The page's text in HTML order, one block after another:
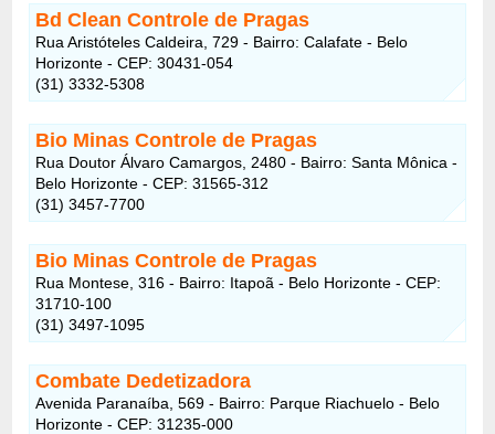
Bd Clean Controle de Pragas
Rua Aristóteles Caldeira, 729 - Bairro: Calafate - Belo
Horizonte - CEP: 30431-054
(31) 3332-5308
Bio Minas Controle de Pragas
Rua Doutor Álvaro Camargos, 2480 - Bairro: Santa Mônica -
Belo Horizonte - CEP: 31565-312
(31) 3457-7700
Bio Minas Controle de Pragas
Rua Montese, 316 - Bairro: Itapoã - Belo Horizonte - CEP:
31710-100
(31) 3497-1095
Combate Dedetizadora
Avenida Paranaíba, 569 - Bairro: Parque Riachuelo - Belo
Horizonte - CEP: 31235-000